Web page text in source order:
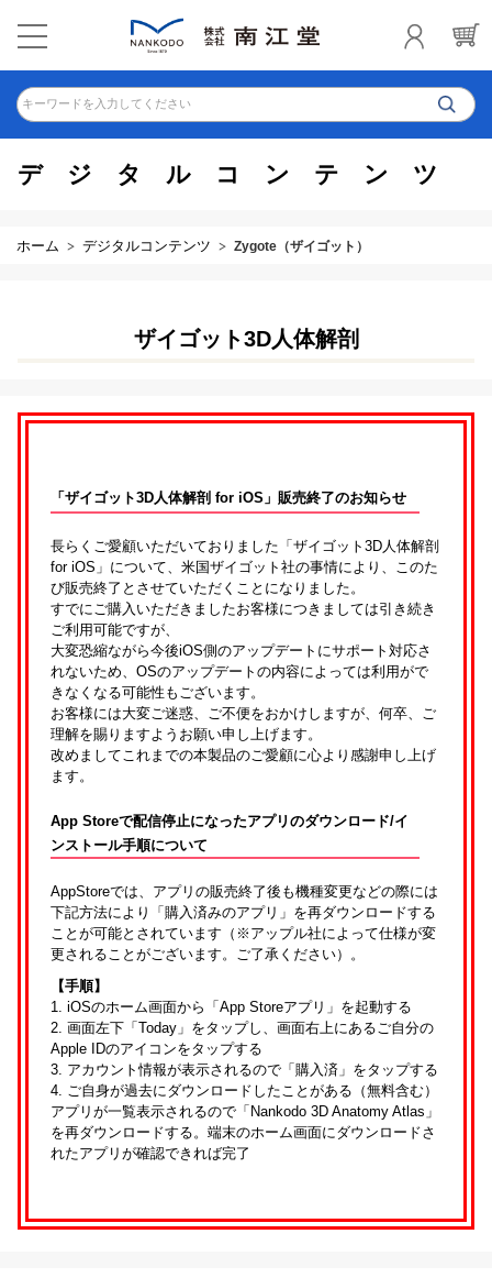
キーワードを入力してください
デジタルコンテンツ
ホーム デジタルコンテンツ Zygote（ザイゴット）
ザイゴット3D人体解剖
「ザイゴット3D人体解剖 for iOS」販売終了のお知らせ
長らくご愛顧いただいておりました「ザイゴット3D人体解剖
for iOS」について、米国ザイゴット社の事情により、このた
び販売終了とさせていただくことになりました。
すでにご購入いただきましたお客様につきましては引き続き
ご利用可能ですが、
大変恐縮ながら今後iOS側のアップデートにサポート対応さ
れないため、OSのアップデートの内容によっては利用がで
きなくなる可能性もございます。
お客様には大変ご迷惑、ご不便をおかけしますが、何卒、ご
理解を賜りますようお願い申し上げます。
改めましてこれまでの本製品のご愛顧に心より感謝申し上げ
ます。
App Storeで配信停止になったアプリのダウンロード/イ
ンストール手順について
AppStoreでは、アプリの販売終了後も機種変更などの際には
下記方法により「購入済みのアプリ」を再ダウンロードする
ことが可能とされています（※アップル社によって仕様が変
更されることがございます。ご了承ください）。
【手順】
1. iOSのホーム画面から「App Storeアプリ」を起動する
2. 画面左下「Today」をタップし、画面右上にあるご自分の
Apple IDのアイコンをタップする
3. アカウント情報が表示されるので「購入済」をタップする
4. ご自身が過去にダウンロードしたことがある（無料含む）
アプリが一覧表示されるので「Nankodo 3D Anatomy Atlas」
を再ダウンロードする。端末のホーム画面にダウンロードさ
れたアプリが確認できれば完了